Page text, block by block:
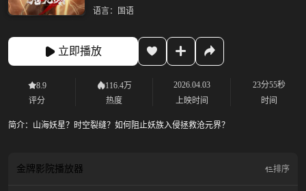
语言：
国语
立即播放
8.9
评分
116.4万
热度
2026.04.03
上映时间
23分55秒
时间
简介： 山海妖星？时空裂缝？如何阻止妖族入侵拯救沧元界？
金牌影院播放器 排序